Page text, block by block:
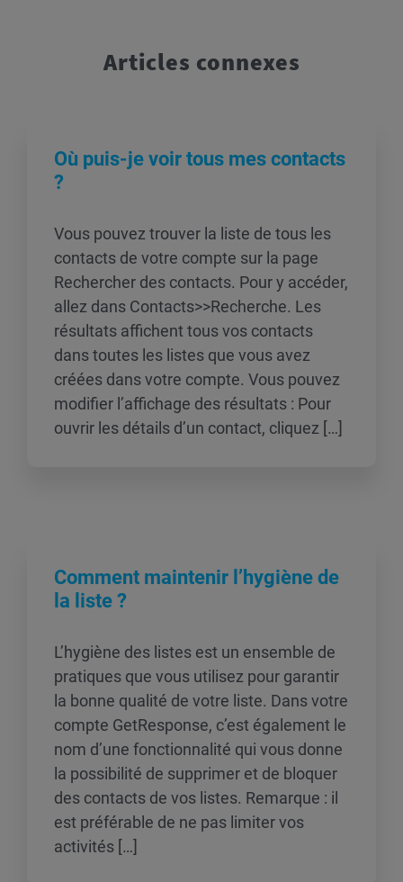
Articles connexes
Où puis-je voir tous mes contacts
?
Vous pouvez trouver la liste de tous les
contacts de votre compte sur la page
Rechercher des contacts. Pour y accéder,
allez dans Contacts>>Recherche. Les
résultats affichent tous vos contacts
dans toutes les listes que vous avez
créées dans votre compte. Vous pouvez
modifier l’affichage des résultats : Pour
ouvrir les détails d’un contact, cliquez […]
Comment maintenir l’hygiène de
la liste ?
L’hygiène des listes est un ensemble de
pratiques que vous utilisez pour garantir
la bonne qualité de votre liste. Dans votre
compte GetResponse, c’est également le
nom d’une fonctionnalité qui vous donne
la possibilité de supprimer et de bloquer
des contacts de vos listes. Remarque : il
est préférable de ne pas limiter vos
activités […]